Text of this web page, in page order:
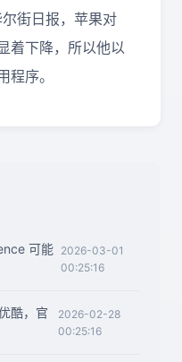
街日报，苹果对
着下降，所以他以
程序。
可能 2026-03-01
00:25:16
酷，官
2026-02-28
00:25:16